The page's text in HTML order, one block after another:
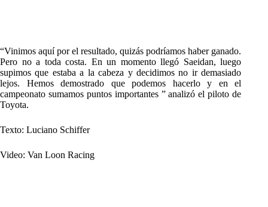
“Vinimos aquí por el resultado, quizás podríamos haber ganado.
Pero no a toda costa. En un momento llegó Saeidan, luego
supimos que estaba a la cabeza y decidimos no ir demasiado
lejos.
Hemos demostrado que podemos hacerlo y en el
campeonato sumamos puntos importantes ” analizó el piloto de
Toyota.
Texto: Luciano Schiffer
Video: Van Loon Racing